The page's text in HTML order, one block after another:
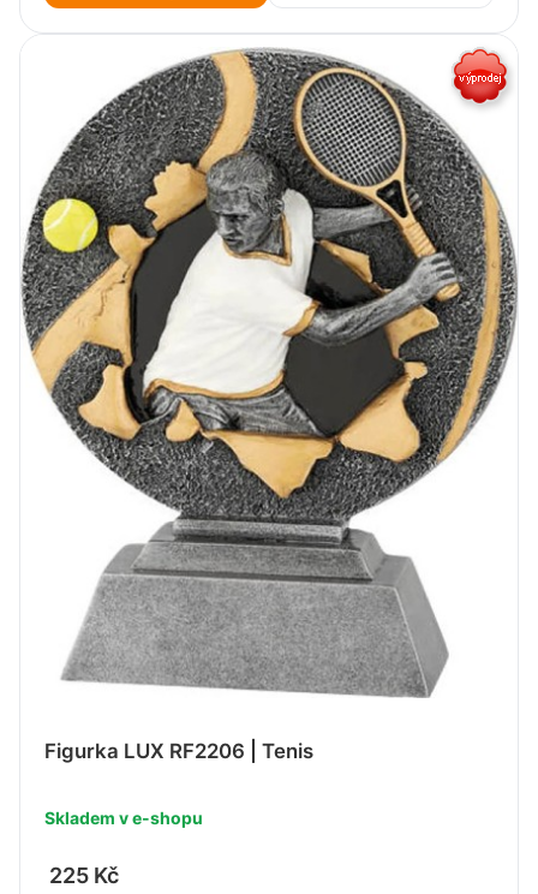
Figurka LUX RF2206 | Tenis
Skladem v e-shopu
225 Kč